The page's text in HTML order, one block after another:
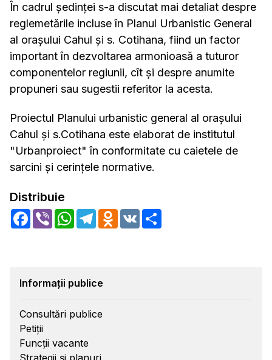
În cadrul ședinței s-a discutat mai detaliat despre
reglemetările incluse în Planul Urbanistic General
al orașului Cahul și s. Cotihana, fiind un factor
important în dezvoltarea armonioasă a tuturor
componentelor regiunii, cît și despre anumite
propuneri sau sugestii referitor la acesta.
Proiectul Planului urbanistic general al oraşului
Cahul și s.Cotihana este elaborat de institutul
"Urbanproiect" în conformitate cu caietele de
sarcini și cerințele normative.
Distribuie
Facebook
Viber WhatsApp
TelegramOdnoklassniki
VK
Informații publice
Consultări publice
Petiții
Funcții vacante